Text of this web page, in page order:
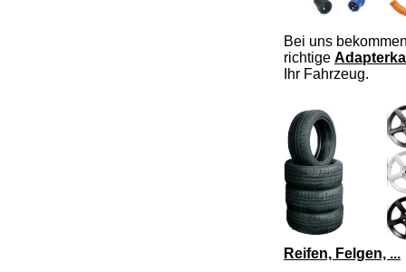
Bei uns
richtige
Ihr Fahrzeug.
Reifen, Felgen, ...